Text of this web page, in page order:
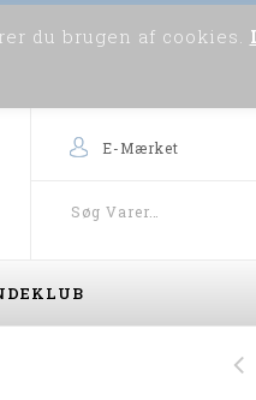
Skriv til os
E-Mærket
du brugen af cookies.